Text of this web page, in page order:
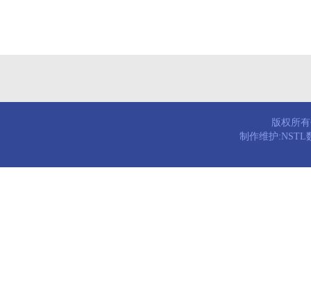
版权所
制作维护:NSTL